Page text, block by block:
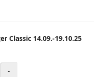
Classic 14.09.-19.10.25
Menge
-